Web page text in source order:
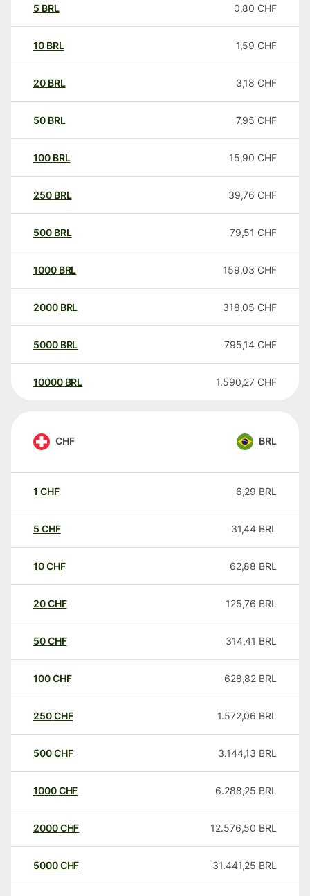
5 BRL 0,80 CHF
10 BRL 1,59 CHF
20 BRL 3,18 CHF
50 BRL 7,95 CHF
100 BRL 15,90 CHF
250 BRL 39,76 CHF
500 BRL 79,51 CHF
1000 BRL 159,03 CHF
2000 BRL 318,05 CHF
5000 BRL 795,14 CHF
10000 BRL 1.590,27 CHF
CHF BRL
1 CHF 6,29 BRL
5 CHF 31,44 BRL
10CHF 62,88 BRL
20CHF 125,76 BRL
50CHF 314,41 BRL
100CHF 628,82 BRL
250CHF 1.572,06 BRL
500CHF 3.144,13 BRL
1000CHF 6.288,25 BRL
2000CHF 12.576,50 BRL
5000CHF 31.441,25 BRL